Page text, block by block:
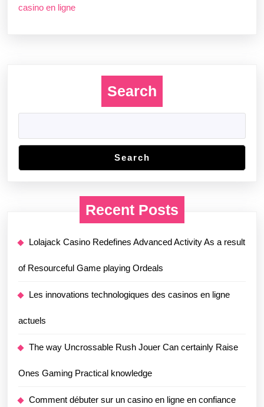
casino en ligne
Search
Search
Recent Posts
Lolajack Casino Redefines Advanced Activity As a result
of Resourceful Game playing Ordeals
Les innovations technologiques des casinos en ligne
actuels
The way Uncrossable Rush Jouer Can certainly Raise
Ones Gaming Practical knowledge
Comment débuter sur un casino en ligne en confiance